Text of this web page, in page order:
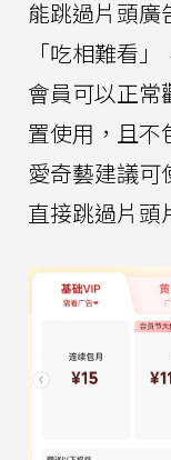
能跳過片頭廣
「吃相難看
會員可以正常
置使用，且不
愛奇藝建議可
直接跳過片頭